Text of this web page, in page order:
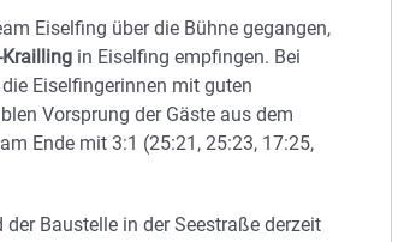
Eiselfing über die Bühne gegangen,
in Eiselfing empfingen. Bei
Eiselfingerinnen mit guten
Vorsprung der Gäste aus dem
Ende mit 3:1 (25:21, 25:23, 17:25,
Baustelle in der Seestraße derzeit